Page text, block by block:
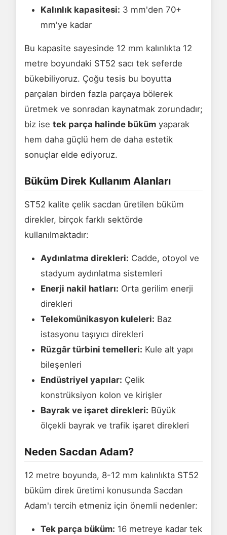
Kalınlık kapasitesi: 3 mm'den 70+
mm'ye kadar
Bu kapasite sayesinde 12 mm kalınlıkta 12
metre boyundaki ST52 sacı tek seferde
bükebiliyoruz. Çoğu tesis bu boyutta
parçaları birden fazla parçaya bölerek
üretmek ve sonradan kaynatmak zorundadır;
biz ise tek parça halinde büküm yaparak
hem daha güçlü hem de daha estetik
sonuçlar elde ediyoruz.
Büküm Direk Kullanım Alanları
ST52 kalite çelik sacdan üretilen büküm
direkler, birçok farklı sektörde
kullanılmaktadır:
Aydınlatma direkleri: Cadde, otoyol ve
stadyum aydınlatma sistemleri
Enerji nakil hatları: Orta gerilim enerji
direkleri
Telekomünikasyon kuleleri: Baz
istasyonu taşıyıcı direkleri
Rüzgâr türbini temelleri: Kule alt yapı
bileşenleri
Endüstriyel yapılar: Çelik
konstrüksiyon kolon ve kirişler
Bayrak ve işaret direkleri: Büyük
ölçekli bayrak ve trafik işaret direkleri
Neden Sacdan Adam?
12 metre boyunda, 8-12 mm kalınlıkta ST52
büküm direk üretimi konusunda Sacdan
Adam'ı tercih etmeniz için önemli nedenler:
Tek parça büküm: 16 metreye kadar tek